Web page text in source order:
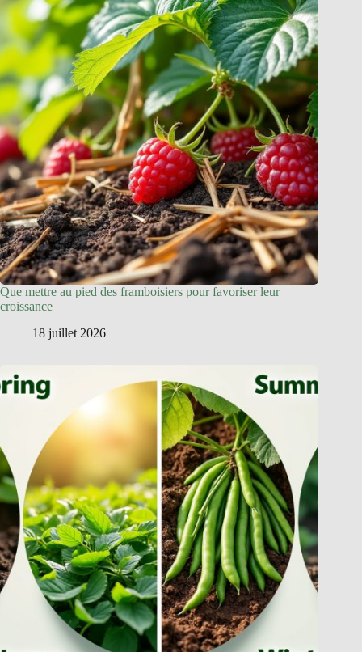
Que mettre au pied des framboisiers pour favoriser leur
croissance
18 juillet 2026